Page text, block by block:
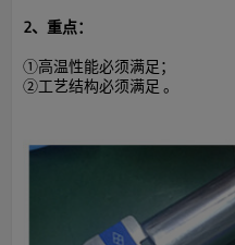
2、重点：
①高温性能必须满足；
②工艺结构必须满足。